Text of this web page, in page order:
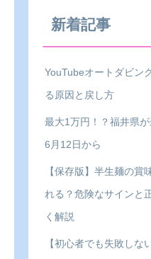
新着記事
YouTubeオートダビン
る原因と戻し方
最大1万円！？福井県
6月12日から
【保存版】半生麺の賞
れる？危険なサインと
く解説
【初心者でも失敗しな